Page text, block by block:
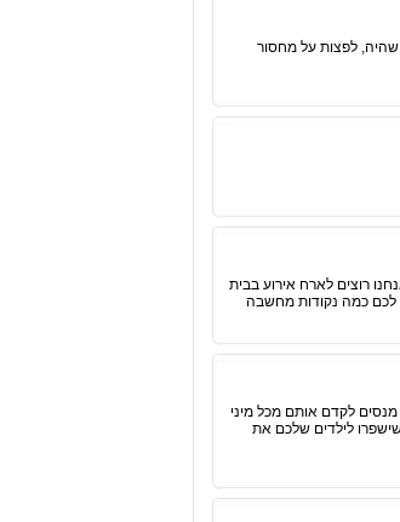
שהיה, לפצות על מחסור
רוצים לארח אירוע בבית
לכם כמה נקודות מחשבה
לקדם אותם מכל מיני
לילדים שלכם את